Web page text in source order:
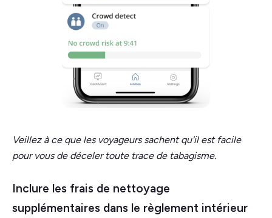
Veillez à ce que les voyageurs sachent qu'il est facile
pour vous de déceler toute trace de tabagisme.
Inclure les frais de nettoyage
supplémentaires dans le règlement intérieur